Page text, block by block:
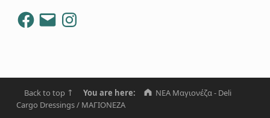
Facebook
Instagram
Back to top ↑ You are here:
NEA Μαγιονέζα - Deli
Cargo Dressings/ ΜΑΓΙΟΝΕΖΑ